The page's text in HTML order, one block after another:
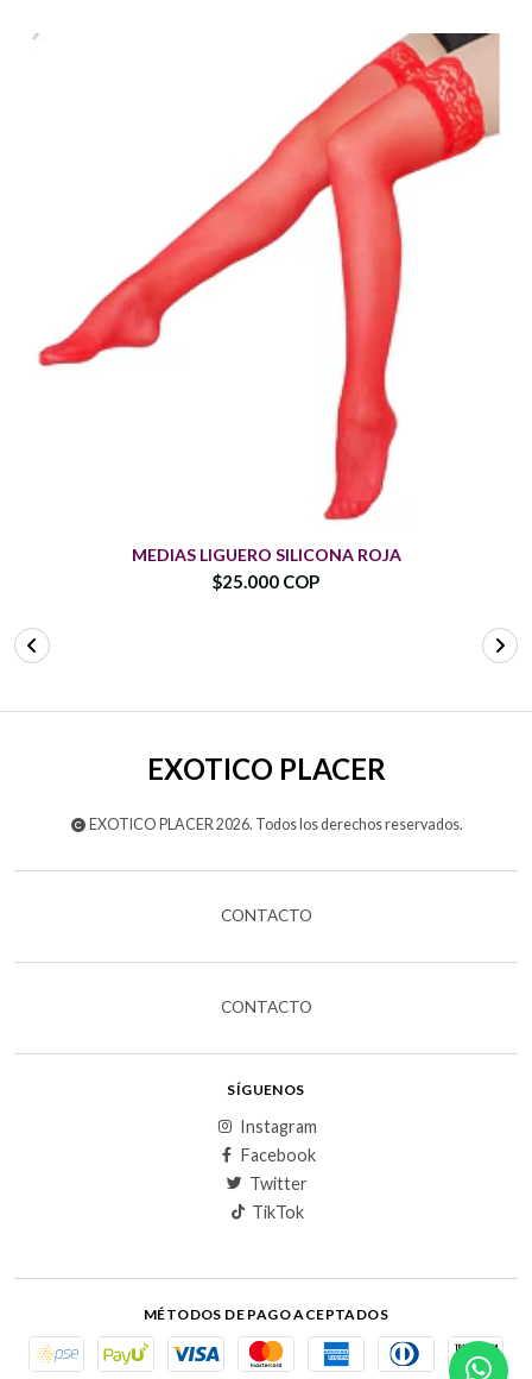
MEDIAS LIGUERO SILICONA ROJA
$25.000 COP
EXOTICO PLACER
EXOTICO PLACER 2026. Todos los derechos reservados.
CONTACTO
CONTACTO
SÍGUENOS
Instagram
Facebook
Twitter
TikTok
MÉTODOS DE PAGO ACEPTADOS